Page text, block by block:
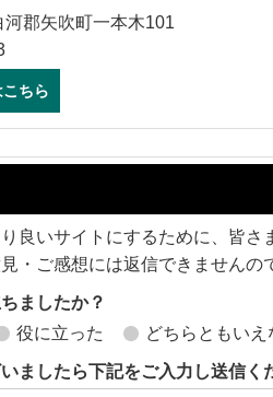
郡矢吹町一本木101
ちら
良いサイトにするために、皆
・ご感想には返信できませんの
ましたか？
役に立った どちらともいえ
ましたら下記をご入力し送信く